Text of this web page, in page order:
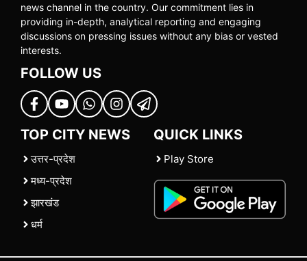
news channel in the country. Our commitment lies in
providing in-depth, analytical reporting and engaging
discussions on pressing issues without any bias or vested
interests.
FOLLOW US
TOP CITY NEWS
उत्तर-प्रदेश
मध्य-प्रदेश
झारखंड
धर्म
QUICK LINKS
Play Store